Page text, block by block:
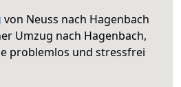
von Neuss nach Hagenbach
Umzug nach Hagenbach,
problemlos und stressfrei